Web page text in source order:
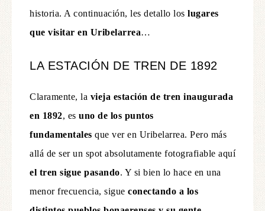
historia. A continuación, les detallo los lugares
que visitar en Uribelarrea…
LA ESTACIÓN DE TREN DE 1892
Claramente, la vieja estación de tren inaugurada
en 1892, es uno de los puntos
fundamentales que ver en Uribelarrea. Pero más
allá de ser un spot absolutamente fotografiable aquí
el tren sigue pasando. Y si bien lo hace en una
menor frecuencia, sigue conectando a los